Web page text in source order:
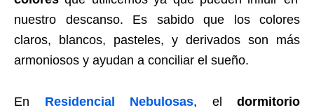
nuestro descanso. Es sabido que los colores
claros, blancos, pasteles, y derivados son más
armoniosos y ayudan a conciliar el sueño.
En Residencial Nebulosas, el dormitorio